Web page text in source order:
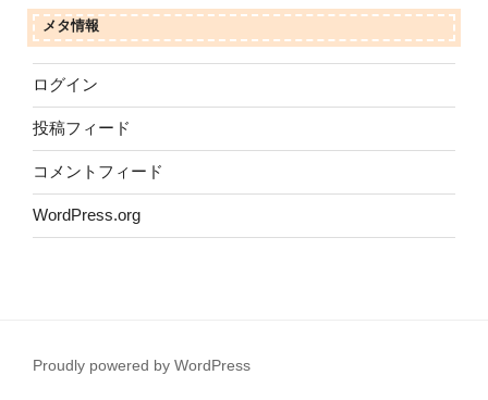
メタ情報
ログイン
投稿フィード
コメントフィード
WordPress.org
Proudly powered by WordPress